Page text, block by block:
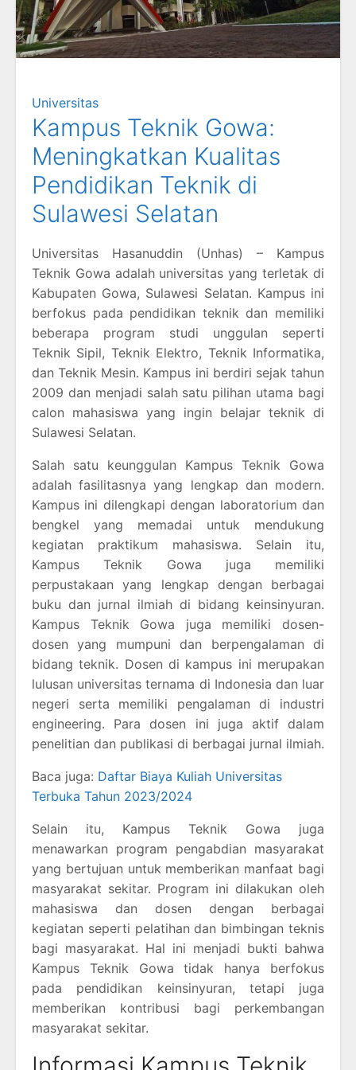
Universitas
Kampus Teknik Gowa:
Meningkatkan Kualitas
Pendidikan Teknik di
Sulawesi Selatan
Universitas Hasanuddin (Unhas) – Kampus
Teknik Gowa adalah universitas yang terletak di
Kabupaten Gowa, Sulawesi Selatan. Kampus ini
berfokus pada pendidikan teknik dan memiliki
beberapa program studi unggulan seperti
Teknik Sipil, Teknik Elektro, Teknik Informatika,
dan Teknik Mesin. Kampus ini berdiri sejak tahun
2009 dan menjadi salah satu pilihan utama bagi
calon mahasiswa yang ingin belajar teknik di
Sulawesi Selatan.
Salah satu keunggulan Kampus Teknik Gowa
adalah fasilitasnya yang lengkap dan modern.
Kampus ini dilengkapi dengan laboratorium dan
bengkel yang memadai untuk mendukung
kegiatan praktikum mahasiswa. Selain itu,
Kampus Teknik Gowa juga memiliki
perpustakaan yang lengkap dengan berbagai
buku dan jurnal ilmiah di bidang keinsinyuran.
Kampus Teknik Gowa juga memiliki dosen-
dosen yang mumpuni dan berpengalaman di
bidang teknik. Dosen di kampus ini merupakan
lulusan universitas ternama di Indonesia dan luar
negeri serta memiliki pengalaman di industri
engineering. Para dosen ini juga aktif dalam
penelitian dan publikasi di berbagai jurnal ilmiah.
Baca juga: Daftar Biaya Kuliah Universitas
Terbuka Tahun 2023/2024
Selain itu, Kampus Teknik Gowa juga
menawarkan program pengabdian masyarakat
yang bertujuan untuk memberikan manfaat bagi
masyarakat sekitar. Program ini dilakukan oleh
mahasiswa dan dosen dengan berbagai
kegiatan seperti pelatihan dan bimbingan teknis
bagi masyarakat. Hal ini menjadi bukti bahwa
Kampus Teknik Gowa tidak hanya berfokus
pada pendidikan keinsinyuran, tetapi juga
memberikan kontribusi bagi perkembangan
masyarakat sekitar.